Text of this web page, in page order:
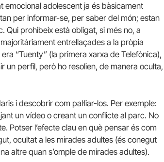
emocional adolescent ja és bàsicament
per informar-se, per saber del món; estan
prohibeix està obligat, si més no, a
entrellaçades a la pròpia
“Tuenty” (la primera xarxa de Telefònica),
un perfil, però ho resolien, de manera oculta,
i descobrir com pal·liar-los. Per exemple:
un vídeo o creant un conflicte al parc. No
Potser l’efecte clau en què pensar és com
ocultat a les mirades adultes (és conegut
altre quan s’omple de mirades adultes).